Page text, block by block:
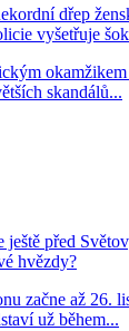
dřep
vyšetřuje
skandálů...
ještě před
hvězdy?
začne až 26.
už během...